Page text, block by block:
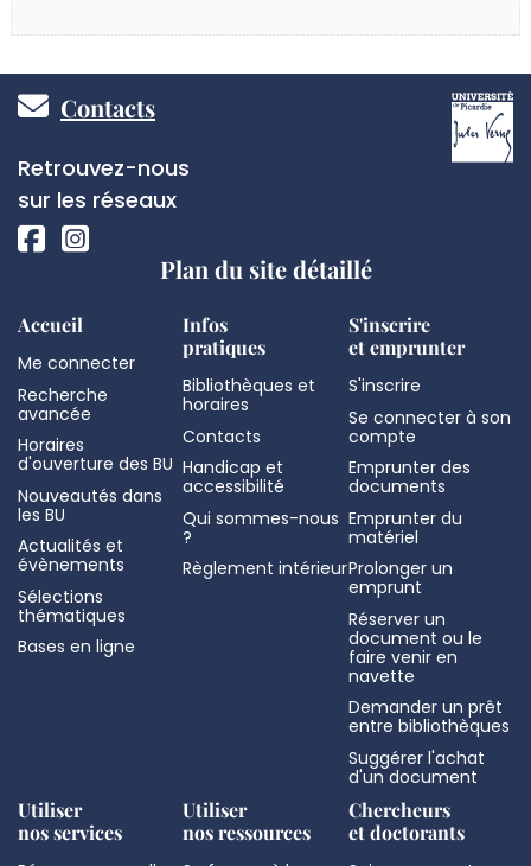
Pied
de
page
Contacts
Réseaux
sociaux
Retrouvez-nous
sur les réseaux
Plan du site détaillé
Accueil
Me connecter
Recherche
avancée
Horaires
d'ouverture des BU
Nouveautés dans
les BU
Actualités et
évènements
Sélections
thématiques
Bases en ligne
Infos
pratiques
Bibliothèques et
horaires
Contacts
Handicap et
accessibilité
Qui sommes-nous
?
Règlement intérieur
S'inscrire
et emprunter
S'inscrire
Se connecter à son
compte
Emprunter des
documents
Emprunter du
matériel
Prolonger un
emprunt
Réserver un
document ou le
faire venir en
navette
Demander un prêt
entre bibliothèques
Suggérer l'achat
d'un document
Utiliser
nos services
Utiliser
nos ressources
Chercheurs
et doctorants